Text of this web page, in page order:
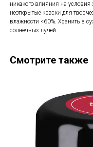
никакого влияния на
неоткрытые краски для
влажности <60%. Хранить в
солнечных лучей.
Смотрите также